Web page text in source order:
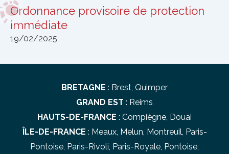
Ordonnance provisoire de protection
immédiate
19/02/2025
BRETAGNE : Brest, Quimper
GRAND EST : Reims
HAUTS-DE-FRANCE : Compiègne, Douai
ÎLE-DE-FRANCE : Meaux, Melun, Montreuil, Paris-
Pontoise, Paris-Rivoli, Paris-Royale, Pontoise,